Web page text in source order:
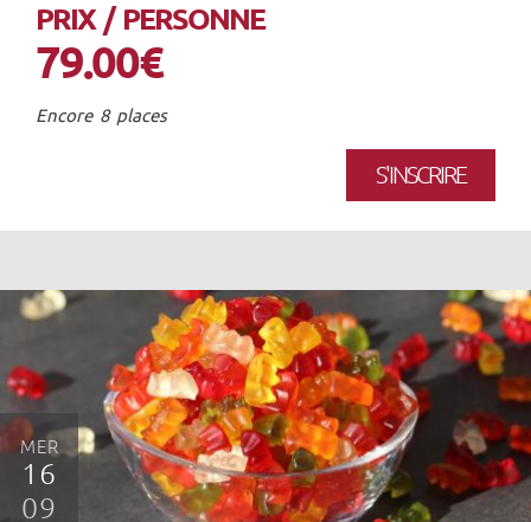
PRIX / PERSONNE
79.00€
Encore 8 places
S'INSCRIRE
MER
16
09